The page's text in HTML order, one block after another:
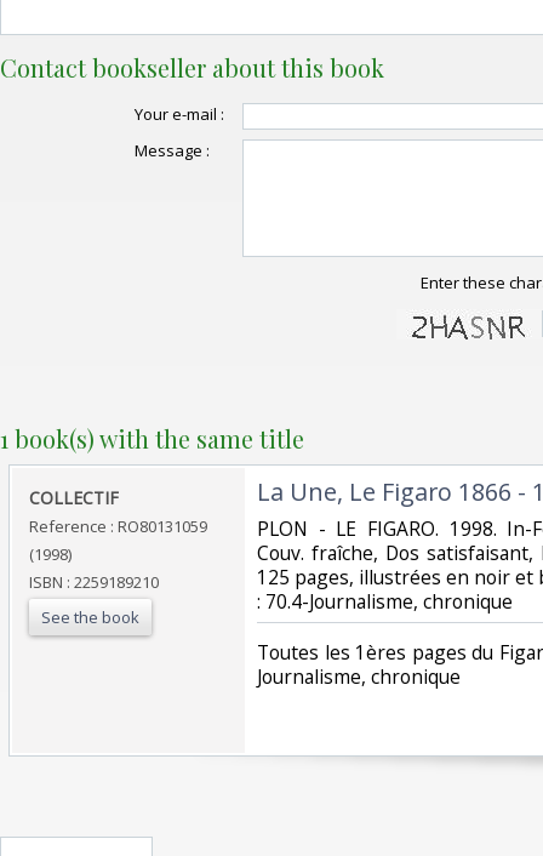
Contact bookseller about this book
Your e-mail :
Message :
Enter these
1 book(s) with the same title
‎COLLECTIF‎
Reference : RO80131059
(1998)
ISBN : 2259189210
See the book
‎La Une, Le Figaro 1866 -
‎PLON - LE FIGARO. 1998.
Couv. fraîche, Dos
125 pages, illustrées en noir et
: 70.4-Journalisme, chronique‎
‎Toutes les 1ères pages du
Journalisme, chronique‎